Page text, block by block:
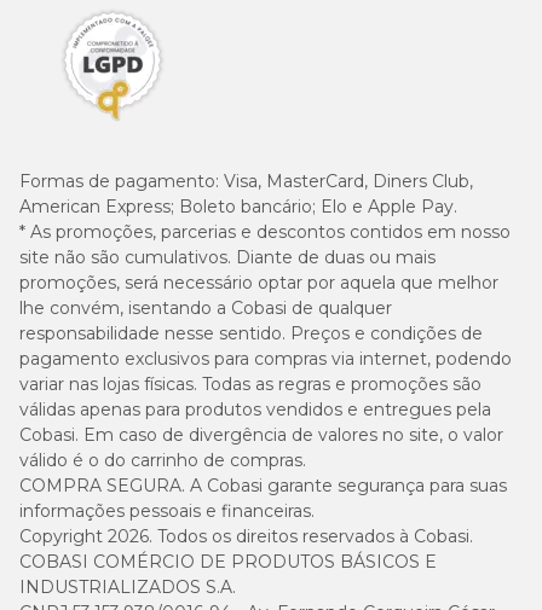
Formas de pagamento: Visa, MasterCard, Diners Club,
American Express; Boleto bancário; Elo e Apple Pay.
* As promoções, parcerias e descontos contidos em nosso
site não são cumulativos. Diante de duas ou mais
promoções, será necessário optar por aquela que melhor
lhe convém, isentando a Cobasi de qualquer
responsabilidade nesse sentido. Preços e condições de
pagamento exclusivos para compras via internet, podendo
variar nas lojas físicas. Todas as regras e promoções são
válidas apenas para produtos vendidos e entregues pela
Cobasi. Em caso de divergência de valores no site, o valor
válido é o do carrinho de compras.
COMPRA SEGURA. A Cobasi garante segurança para suas
informações pessoais e financeiras.
Copyright 2026. Todos os direitos reservados à Cobasi.
COBASI COMÉRCIO DE PRODUTOS BÁSICOS E
INDUSTRIALIZADOS S.A.